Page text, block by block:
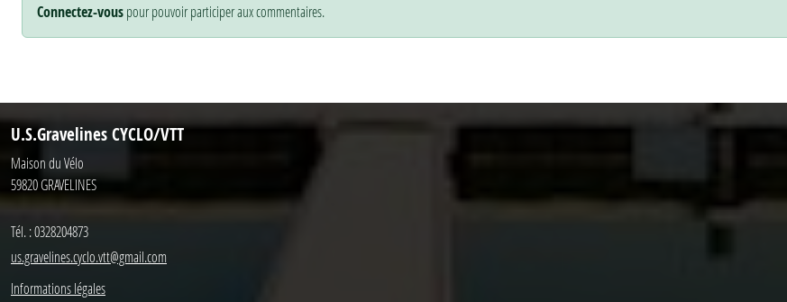
Connectez-vouspour pouvoir participer aux commentaires.
U.S.Gravelines CYCLO/VTT
Maison du Vélo
59820GRAVELINES
Tél. :0328204873
us.gravelines.cyclo.vtt@gmail.com
Informations légales